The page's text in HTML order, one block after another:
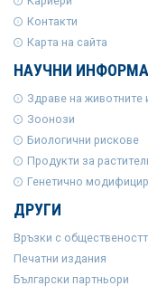
Контакти
Карта на сайта
НАУЧНИ
Здраве на
Зоонози
Биологични рискове
Продукти за
Генетично
ДРУГИ
Връзки с
Печатни издания
Български партньори